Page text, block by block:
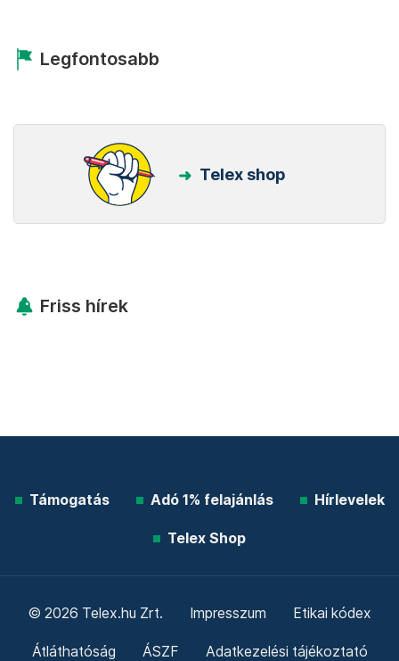
Legfontosabb
Telex shop
Friss hírek
Támogatás Adó 1% felajánlás Hírlevelek
Telex Shop
© 2026 Telex.hu Zrt. Impresszum Etikai kódex
Átláthatóság ÁSZF Adatkezelési tájékoztató